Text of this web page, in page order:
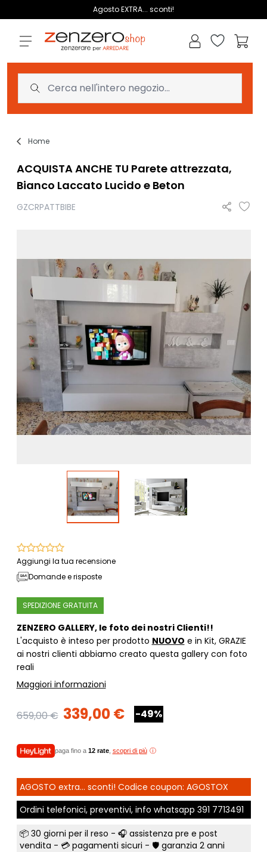
Agosto EXTRA... sconti!
Lista dei
Home
ACQUISTA ANCHE TU Parete attrezzata,
Bianco Laccato Lucido e Beton
GZCRPATTBIBE
Aggiungi la tua recensione
Domande e risposte
SPEDIZIONE GRATUITA
ZENZERO GALLERY, le foto dei nostri Clienti!!
L'acquisto è inteso per prodotto NUOVO e in Kit, GRAZIE
ai nostri clienti abbiamo creato questa gallery con foto
reali
Maggiori informazioni
659,00 € 339,00 € -49%
paga fino a 12 rate, scopri di più
AGOSTO extra... sconti! Codice coupon: AGOSTOX
Ordini telefonici, preventivi, info whatsapp 391 7713491
📦 30 giorni per il reso - 🎧 assistenza pre e post
vendita - 💳 pagamenti sicuri - 🛡️ garanzia 2 anni